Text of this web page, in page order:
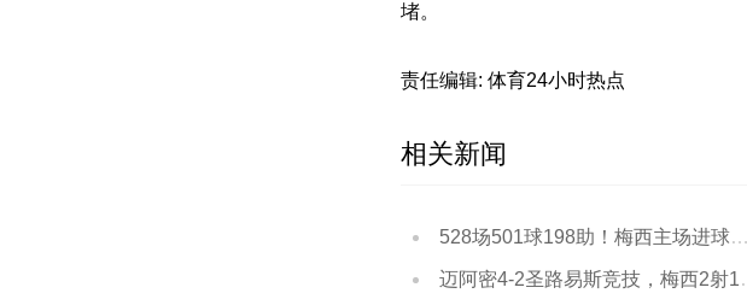
堵。
责任编辑: 体育24小时热点
相关新闻
528场501球198助！梅西主场进球数突破500球大关
迈阿密4-2圣路易斯竞技，梅西2射1传，艾伦3助攻，塞戈维亚破门